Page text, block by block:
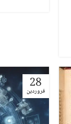
28
فروردین